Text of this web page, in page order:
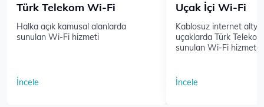
Türk Telekom Wi-Fi
Halka açık kamusal alanlarda
sunulan Wi-Fi hizmeti
İncele
Uçak İçi Wi-Fi
Kablosuz internet
uçaklarda Türk
sunulan Wi-Fi hizmeti
İncele